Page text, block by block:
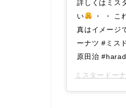
詳しくはミス
い
・ ・ こ
真はイメージ
ーナツ #ミス
原田治
ミスタードー